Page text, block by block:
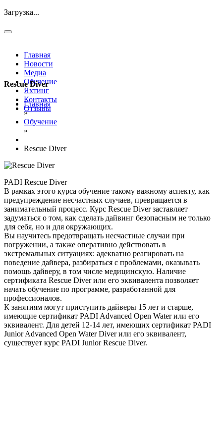
Загрузка...
Главная
Новости
Медиа
Обучение
Яхтинг
Контакты
Отзывы
Rescue Diver
Главная
»
Обучение
»
Rescue Diver
PADI Rescue Diver
В рамках этого курса обучение такому важному аспекту, как
предупреждение несчастных случаев, превращается в
занимательный процесс. Курс Rescue Diver заставляет
задуматься о том, как сделать дайвинг безопасным не только
для себя, но и для окружающих.
Вы научитесь предотвращать несчастные случаи при
погружении, а также оперативно действовать в
экстремальных ситуациях: адекватно реагировать на
поведение дайвера, разбираться с проблемами, оказывать
помощь дайверу, в том числе медицинскую. Наличие
сертификата Rescue Diver или его эквивалента позволяет
начать обучение по программе, разработанной для
профессионалов.
К занятиям могут приступить дайверы 15 лет и старше,
имеющие сертификат PADI Advanced Open Water или его
эквивалент. Для детей 12-14 лет, имеющих сертификат PADI
Junior Advanced Open Water Diver или его эквивалент,
существует курс PADI Junior Rescue Diver.